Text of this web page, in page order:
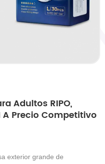
Adultos RIPO,
A Precio Competitivo
exterior grande de